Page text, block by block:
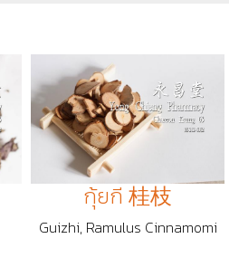
กุ้ยกี 桂枝
Guizhi, Ramulus Cinnamomi